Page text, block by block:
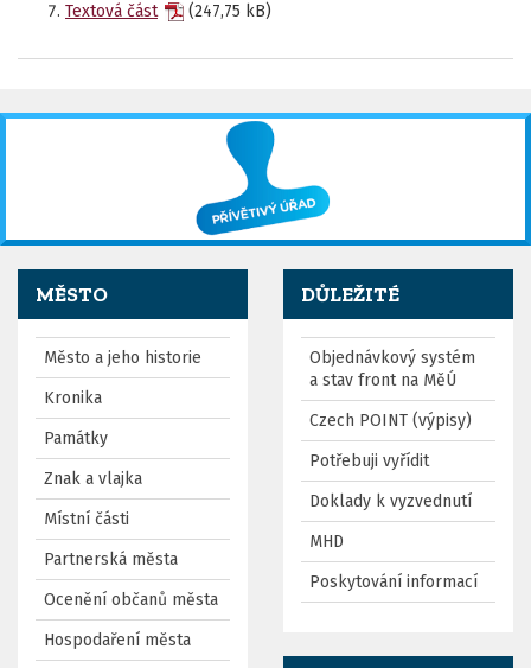
Textová část
(247,75 kB)
MĚSTO
Město a jeho historie
Kronika
Památky
Znak a vlajka
Místní části
Partnerská města
Ocenění občanů města
Hospodaření města
DŮLEŽITÉ
Objednávkový systém
a stav front na MěÚ
Czech POINT (výpisy)
Potřebuji vyřídit
Doklady k vyzvednutí
MHD
Poskytování informací